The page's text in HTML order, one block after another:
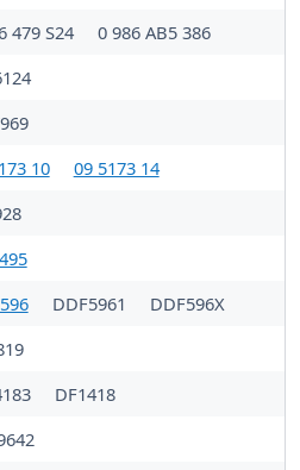
479 S24
0 986 AB5 386
10
09 5173 14
DDF5961
DDF596X
DF1418